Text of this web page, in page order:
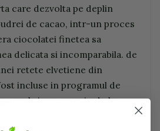
care dezvolta pe deplin
de cacao, intr-un proces
ciocolatei finetea sa
delicata si incomparabila. de
retete elvetiene din
incluse in programul de
si care provin de la